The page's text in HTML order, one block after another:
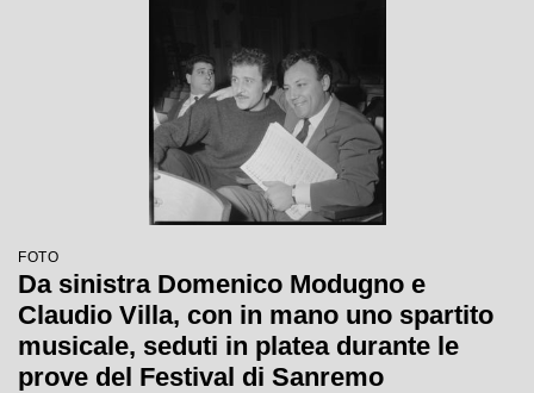
FOTO
Da sinistra Domenico Modugno e
Claudio Villa, con in mano uno spartito
musicale, seduti in platea durante le
prove del Festival di Sanremo